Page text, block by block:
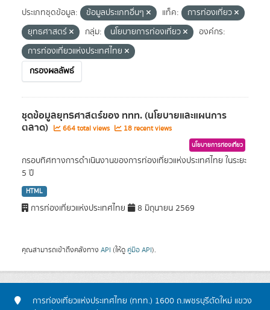
ประเภทชุดข้อมูล: ข้อมูลประเภทอื่นๆ แท็ค:
การท่องเที่ยว
ยุทธศาสตร์
กลุ่ม: นโยบายการท่องเที่ยว
องค์กร:
การท่องเที่ยวแห่งประเทศไทย
กรองผลลัพธ์
ชุดข้อมูลยุทธศาสตร์ของ ททท. (นโยบายและแผนการ
ตลาด) 664 total views 18 recent views
นโยบายการท่องเที่ยว
กรอบทิศทางการดำเนินงานของการท่องเที่ยวแห่งประเทศไทย ในระยะ
5 ปี
HTML
การท่องเที่ยวแห่งประเทศไทย 8 มิถุนายน 2569
คุณสามารถเข้าถึงคลังทาง API (ให้ดู คู่มือ API).
การท่องเที่ยวแห่งประเทศไทย (ททท.) 1600 ถ.เพชรบุรีตัดใหม่ แขวง